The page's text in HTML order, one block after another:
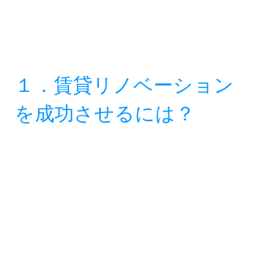
１．賃貸リノベーション
を成功させるには？